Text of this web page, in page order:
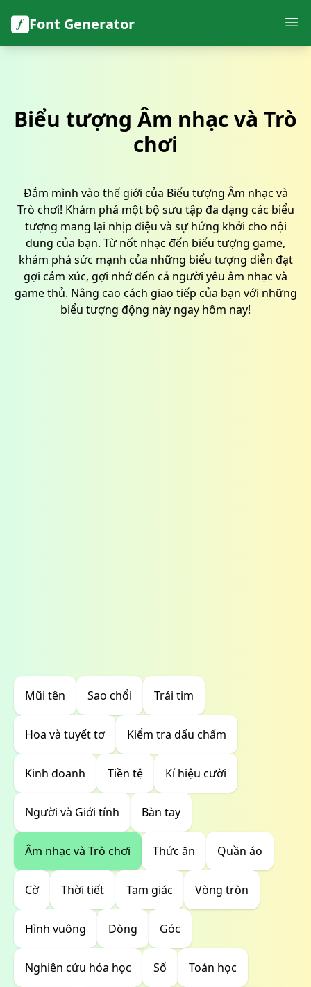
Font Generator
Biểu tượng Âm nhạc và Trò
chơi
Đắm mình vào thế giới của Biểu tượng Âm nhạc và
Trò chơi! Khám phá một bộ sưu tập đa dạng các biểu
tượng mang lại nhịp điệu và sự hứng khởi cho nội
dung của bạn. Từ nốt nhạc đến biểu tượng game,
khám phá sức mạnh của những biểu tượng diễn đạt
gợi cảm xúc, gợi nhớ đến cả người yêu âm nhạc và
game thủ. Nâng cao cách giao tiếp của bạn với những
biểu tượng động này ngay hôm nay!
Mũi tên Sao chổi Trái tim
Hoa và tuyết tơ Kiểm tra dấu chấm
Kinh doanh Tiền tệ Kí hiệu cười
Người và Giới tính Bàn tay
Âm nhạc và Trò chơi Thức ăn Quần áo
Cờ Thời tiết Tam giác Vòng tròn
Hình vuông Dòng Góc
Nghiên cứu hóa học Số Toán học